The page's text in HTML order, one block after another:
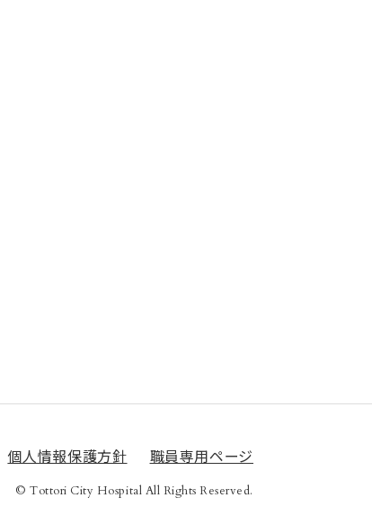
個⼈情報保護⽅針 職員専用ページ
©︎ Tottori City Hospital All Rights Reserved.